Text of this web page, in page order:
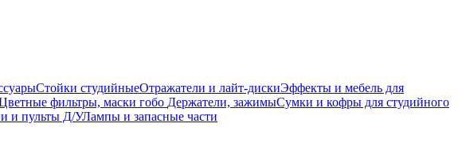
Стойки студийныеОтражатели и лайт-дискиЭффекты и мебель для
фильтры, маски гобо Держатели, зажимыСумки и кофры для студийного
и пульты Д/УЛампы и запасные части